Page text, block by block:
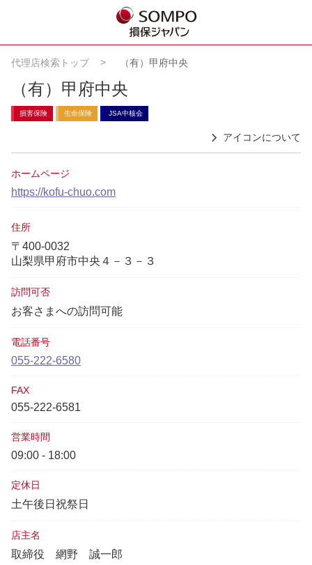
代理店検索トップ （有）甲府中央
（有）甲府中央
損害保険 生命保険 JSA中核会
アイコンについて
ホームページ
https://kofu-chuo.com
住所
〒400-0032
山梨県甲府市中央４－３－３
訪問可否
お客さまへの訪問可能
電話番号
055-222-6580
FAX
055-222-6581
営業時間
09:00 - 18:00
定休日
土午後日祝祭日
店主名
取締役 網野 誠一郎